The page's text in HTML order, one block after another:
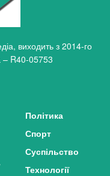
виходить з 2014-го
– R40-05753
Політика
Спорт
Суспільство
Технології